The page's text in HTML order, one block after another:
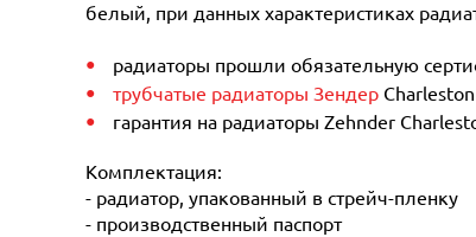
белый, при данных характеристиках
радиаторы прошли обязательную
трубчатые радиаторы ЗендерCharleston
гарантия на радиаторы Zehnder
Комплектация:
- радиатор, упакованный в стрейч-пленку
- производственный паспорт